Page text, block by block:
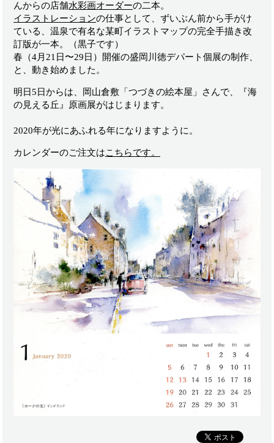
んからの店舗水彩画オーダーの二本。
イラストレーションの仕事として、ずいぶん前から手がけ
ている、温泉で有名な某町イラストマップの完全手描き改
訂版が一本。（黒子です）
春（4月21日〜29日）開催の盛岡川徳デパート個展の制作、
と、動き始めました。
明日5日からは、岡山倉敷「つづきの絵本屋」さんで、『海
の見える丘』原画展がはじまります。
2020年が光にあふれる年になりますように。
カレンダーのご注文はこちらです。